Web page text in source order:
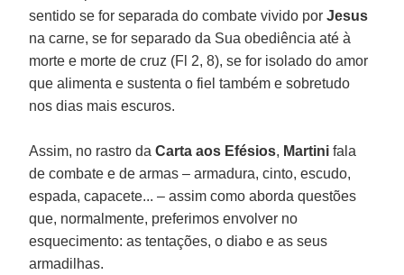
sentido se for separada do combate vivido porJesus
na carne, se for separado da Sua obediência até à
morte e morte de cruz (Fl 2, 8), se for isolado do amor
que alimenta e sustenta o fiel também e sobretudo
nos dias mais escuros.
Assim, no rastro daCarta aos Efésios, Martini fala
de combate e de armas – armadura, cinto, escudo,
espada, capacete... – assim como aborda questões
que, normalmente, preferimos envolver no
esquecimento: as tentações, o diabo e as seus
armadilhas.